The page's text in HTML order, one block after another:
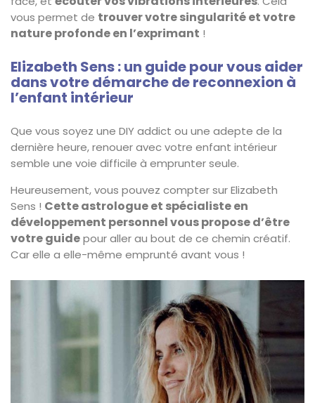
vous permet de trouver votre singularité et votre
nature profonde en l’exprimant !
Elizabeth Sens : un guide pour vous aider
dans votre démarche de reconnexion à
l’enfant intérieur
Que vous soyez une DIY addict ou une adepte de la
dernière heure, renouer avec votre enfant intérieur
semble une voie difficile à emprunter seule.
Heureusement, vous pouvez compter sur Elizabeth
Sens ! Cette astrologue et spécialiste en
développement personnel vous propose d’être
votre guidepour aller au bout de ce chemin créatif.
Car elle a elle-même emprunté avant vous !